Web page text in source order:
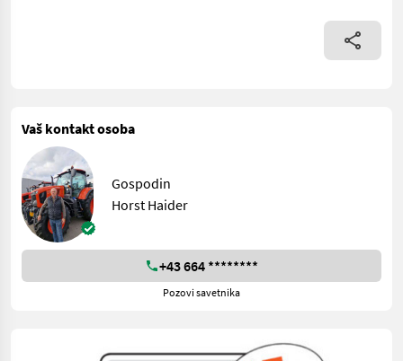
Vaš kontakt osoba
Gospodin
Horst Haider
+43 664 ********
Pozovi savetnika